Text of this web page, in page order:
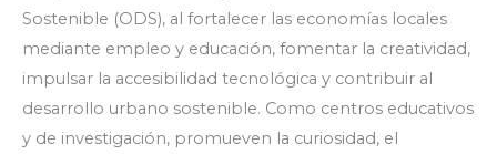
Sostenible (ODS), al fortalecer las economías locales
mediante empleo y educación, fomentar la creatividad,
impulsar la accesibilidad tecnológica y contribuir al
desarrollo urbano sostenible. Como centros educativos
y de investigación, promueven la curiosidad, el